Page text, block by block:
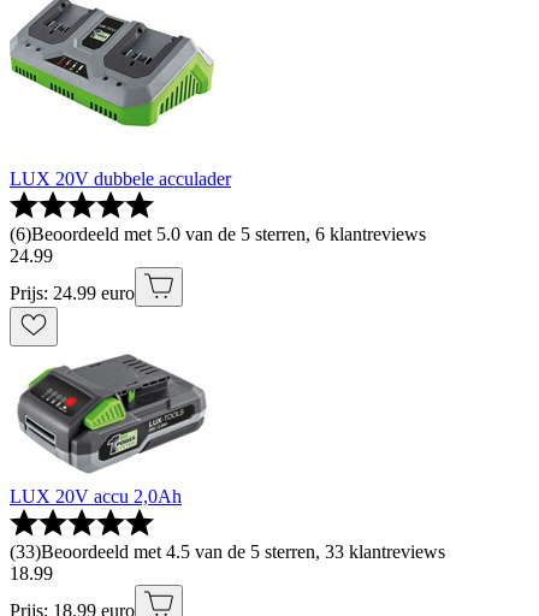
LUX 20V dubbele acculader
(6)Beoordeeld met 5.0 van de 5 sterren, 6 klantreviews
24.99
Prijs: 24.99 euro
LUX 20V accu 2,0Ah
(33)Beoordeeld met 4.5 van de 5 sterren, 33 klantreviews
18.99
Prijs: 18.99 euro